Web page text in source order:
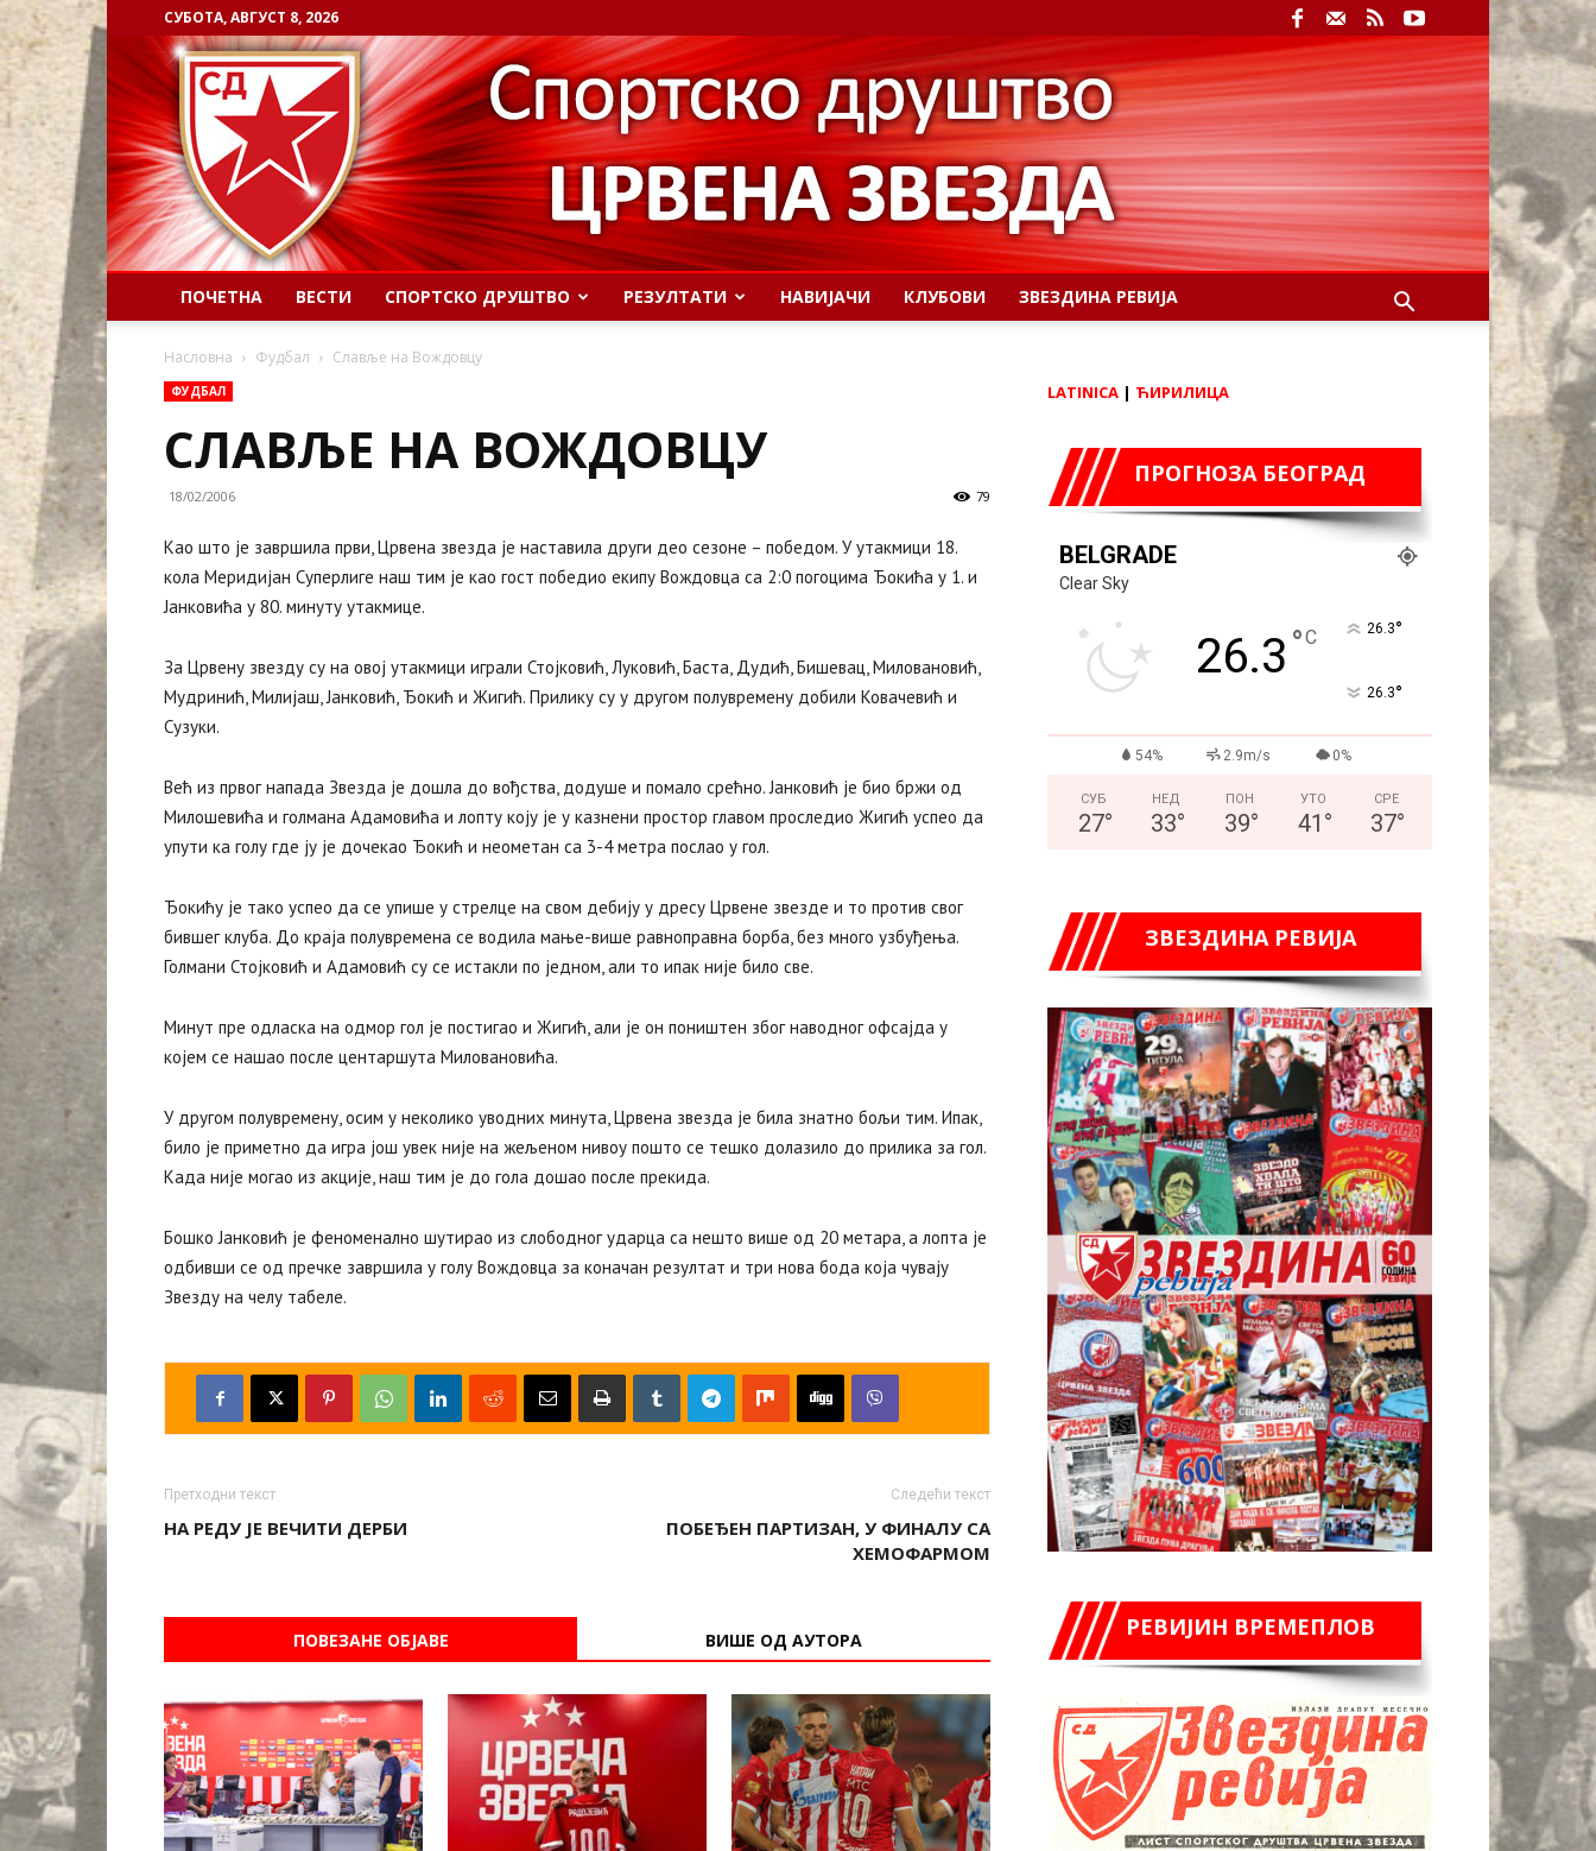
СУБОТА, АВГУСТ 8, 2026
ПОЧЕТНА ВЕСТИ СПОРТСКО ДРУШТВО РЕЗУЛТАТИ НАВИЈАЧИ КЛУБОВИ ЗВЕЗДИНА РЕВИЈА
Насловна Фудбал Славље на Вождовцу
ФУДБАЛ
СЛАВЉЕ НА ВОЖДОВЦУ
18/02/2006 79
Као што је завршила први, Црвена звезда је наставила други део сезоне – победом. У утакмици 18.
кола Меридијан Суперлиге наш тим је као гост победио екипу Вождовца са 2:0 погоцима Ђокића у 1. и
Јанковића у 80. минуту утакмице.
За Црвену звезду су на овој утакмици играли Стојковић, Луковић, Баста, Дудић, Бишевац, Миловановић,
Мудринић, Милијаш, Јанковић, Ђокић и Жигић. Прилику су у другом полувремену добили Ковачевић и
Сузуки.
Већ из првог напада Звезда је дошла до вођства, додуше и помало срећно. Јанковић је био бржи од
Милошевића и голмана Адамовића и лопту коју је у казнени простор главом проследио Жигић успео да
упути ка голу где ју је дочекао Ђокић и неометан са 3-4 метра послао у гол.
Ђокићу је тако успео да се упише у стрелце на свом дебију у дресу Црвене звезде и то против свог
бившег клуба. До краја полувремена се водила мање-више равноправна борба, без много узбуђења.
Голмани Стојковић и Адамовић су се истакли по једном, али то ипак није било све.
Минут пре одласка на одмор гол је постигао и Жигић, али је он поништен због наводног офсајда у
којем се нашао после центаршута Миловановића.
У другом полувремену, осим у неколико уводних минута, Црвена звезда је била знатно бољи тим. Ипак,
било је приметно да игра још увек није на жељеном нивоу пошто се тешко долазило до прилика за гол.
Када није могао из акције, наш тим је до гола дошао после прекида.
Бошко Јанковић је феноменално шутирао из слободног ударца са нешто више од 20 метара, а лопта је
одбивши се од пречке завршила у голу Вождовца за коначан резултат и три нова бода која чувају
Звезду на челу табеле.
Претходни текст
НА РЕДУ ЈЕ ВЕЧИТИ ДЕРБИ
Следећи текст
ПОБЕЂЕН ПАРТИЗАН, У ФИНАЛУ СА
ХЕМОФАРМОМ
ПОВЕЗАНЕ ОБЈАВЕ ВИШЕ ОД АУТОРА
LATINICA | ЋИРИЛИЦА
ПРОГНОЗА БЕОГРАД
BELGRADE
Clear Sky
26.3 °C 26.3°
26.3°
54% 2.9m/s 0%
СУБ
27°
НЕД
33°
ПОН
39°
УТО
41 °
СРЕ
37°
ЗВЕЗДИНА РЕВИЈА
РЕВИЈИН ВРЕМЕПЛОВ